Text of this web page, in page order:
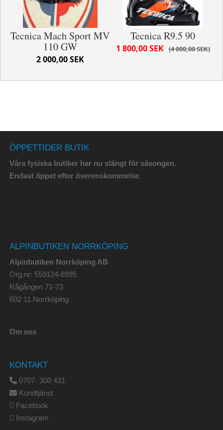
Tecnica Mach Sport MV
110 GW
2 000,00 SEK
Tecnica R9.5 90
4 000,00 SEK
1 800,00 SEK
ÖPPETTIDER BUTIK
Våra fysiska butiker har nu stängt för säsongen.
Endast öppet efter överenskommelse.
ALPINBUTIKEN NORRKÖPING
Alpinbutiken Norrköping AB
Org.nr: 559124-6995
Rågången 71-73
602 11 Norrköping
Om oss
KONTAKT
0707- 300 431
Kundtjänst
Facebook
Instagram